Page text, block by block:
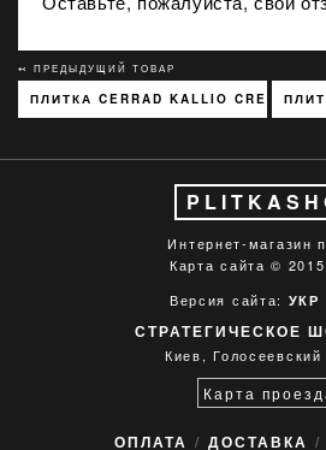
↢ ПРЕДЫДУЩИЙ ТОВАР
ПЛИТКА CERRAD KALLIO CREAM
Интернет-магазин
Карта сайта ©
Версия сайта: УКР
СТРАТЕГИЧЕСКОЕ
Киев, Голосеевский
Карта
ОПЛАТА ДОСТАВКА